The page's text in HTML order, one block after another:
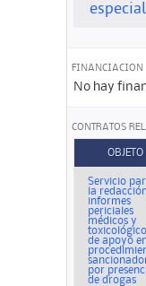
FINANCIACION
No hay
CONTRATOS
OBJETO
Servicio
la
informes
periciales
médicos y
de apoyo
por
de drogas